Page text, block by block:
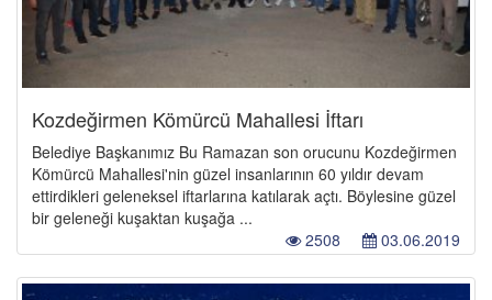
Kozdeğirmen Kömürcü Mahallesi İftarı
Belediye Başkanımız Bu Ramazan son orucunu Kozdeğirmen
Kömürcü Mahallesi'nin güzel insanlarının 60 yıldır devam
ettirdikleri geleneksel iftarlarına katılarak açtı. Böylesine güzel
bir geleneği kuşaktan kuşağa ...
03.06.2019
2508